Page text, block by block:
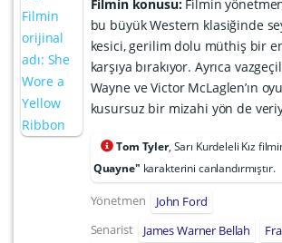
Filmin konusu: Filmin
bu büyük Western klasiğinde
kesici, gerilim dolu müthiş bir
karşıya bırakıyor. Ayrıca
Wayne ve Victor McLaglen’ın
kusursuz bir mizahi yön de
Tom Tyler, Sarı Kurdeleli Kız
Quayne" karakterini canlandırmıştır.
Yönetmen
John Ford
Senarist
James Warner Bellah